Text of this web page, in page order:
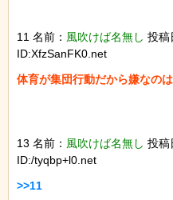
11 名前： 風吹けば名無し 投稿
ID:XfzSanFK0.net
体育が集団行動だから嫌なの
13 名前： 風吹けば名無し 投稿
ID:/tyqbp+l0.net
>>11